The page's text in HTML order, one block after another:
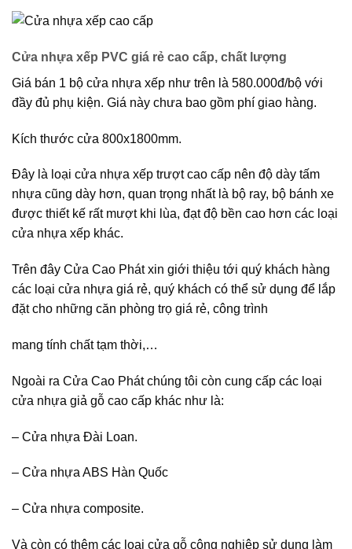
Cửa nhựa xếp PVC giá rẻ cao cấp, chất lượng
Giá bán 1 bộ cửa nhựa xếp như trên là 580.000đ/bộ với
đầy đủ phụ kiện. Giá này chưa bao gồm phí giao hàng.
Kích thước cửa 800x1800mm.
Đây là loại cửa nhựa xếp trượt cao cấp nên độ dày tấm
nhựa cũng dày hơn, quan trọng nhất là bộ ray, bộ bánh xe
được thiết kế rất mượt khi lùa, đạt độ bền cao hơn các loại
cửa nhựa xếp khác.
Trên đây Cửa Cao Phát xin giới thiệu tới quý khách hàng
các loại cửa nhựa giá rẻ, quý khách có thể sử dụng để lắp
đặt cho những căn phòng trọ giá rẻ, công trình
mang tính chất tạm thời,…
Ngoài ra Cửa Cao Phát chúng tôi còn cung cấp các loại
cửa nhựa giả gỗ cao cấp khác như là:
– Cửa nhựa Đài Loan.
– Cửa nhựa ABS Hàn Quốc
– Cửa nhựa composite.
Và còn có thêm các loại cửa gỗ công nghiệp sử dụng làm